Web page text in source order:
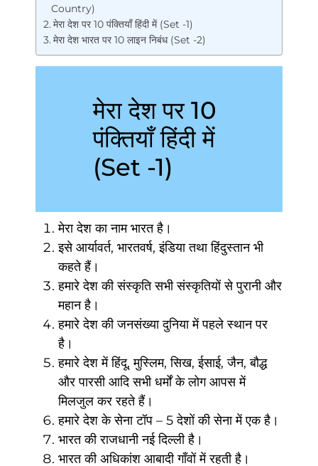
Country)
मेरा देश पर 10 पंक्तियाँ हिंदी में (Set -1)
मेरा देश भारत पर 10 लाइन निबंध (Set -2)
मेरा देश पर 10
पंक्तियाँ हिंदी में
(Set -1)
मेरा देश का नाम भारत है।
इसे आर्यावर्त, भारतवर्ष, इंडिया तथा हिंदुस्तान भी
कहते हैं।
हमारे देश की संस्कृति सभी संस्कृतियों से पुरानी और
महान है।
हमारे देश की जनसंख्या दुनिया में पहले स्थान पर
है।
हमारे देश में हिंदू, मुस्लिम, सिख, ईसाई, जैन, बौद्ध
और पारसी आदि सभी धर्मों के लोग आपस में
मिलजुल कर रहते हैं।
हमारे देश के सेना टॉप – 5 देशों की सेना में एक है।
भारत की राजधानी नई दिल्ली है।
भारत की अधिकांश आबादी गाँवों में रहती है।